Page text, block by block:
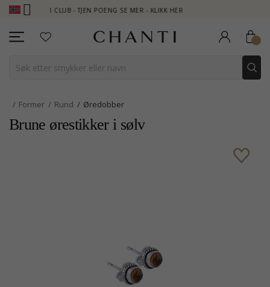
CLUB - TJEN POENG SE MER - KLIKK HER
Former Rund Øredobber
Brune ørestikker i sølv